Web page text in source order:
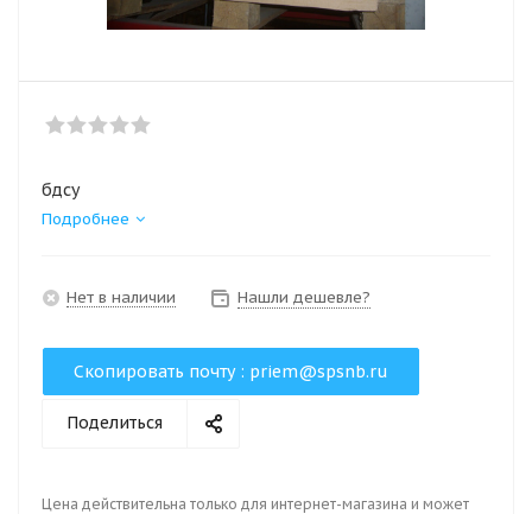
бдсу
Подробнее
Нет в наличии Нашли дешевле?
Скопировать почту : priem@spsnb.ru
Поделиться
Цена действительна только для интернет-магазина и может